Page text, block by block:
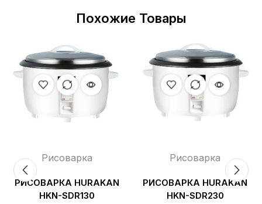
Похожие Товары
Рисоварка
РИСОВАРКА HURAKAN
HKN-SDR130
Рисоварка
РИСОВАРКА HURAKAN
HKN-SDR230